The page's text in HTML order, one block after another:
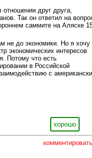
друг друга,
Так он ответил на
саммите на Аляске
не до экономики. Но я хочу
экономических интересов
Потому что есть
в Российской
с
хорошо
комментировать